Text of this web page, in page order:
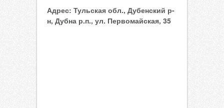
Адрес: Тульская обл., Дубенский р-
н, Дубна р.п., ул. Первомайская, 35